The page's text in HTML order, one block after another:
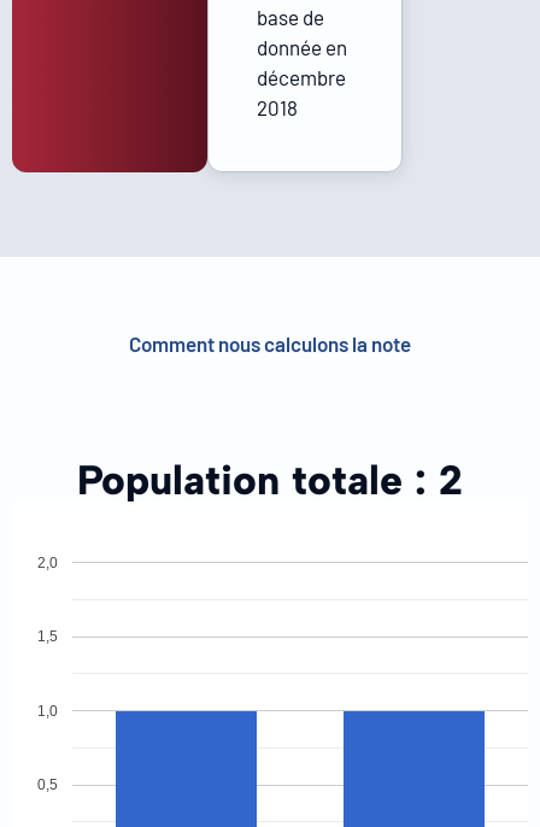
base de
donnée en
décembre
2018
Comment nous calculons la note
Population totale : 2
0,5
1,0
1,5
2,0